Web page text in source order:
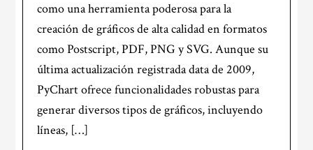
como una herramienta poderosa para la
creación de gráficos de alta calidad en formatos
como Postscript, PDF, PNG y SVG. Aunque su
última actualización registrada data de 2009,
PyChart ofrece funcionalidades robustas para
generar diversos tipos de gráficos, incluyendo
líneas, […]